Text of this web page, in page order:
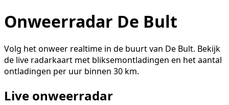
Onweerradar De Bult
Volg het onweer realtime in de buurt van De Bult. Bekijk
de live radarkaart met bliksemontladingen en het aantal
ontladingen per uur binnen 30 km.
Live onweerradar